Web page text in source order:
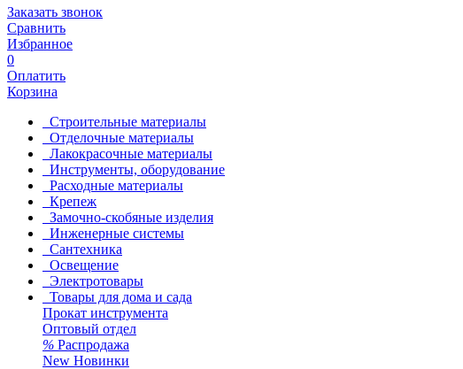
Заказать звонок
Сравнить
Избранное
0
Оплатить
Корзина
Строительные материалы
Отделочные материалы
Лакокрасочные материалы
Инструменты, оборудование
Расходные материалы
Крепеж
Замочно-скобяные изделия
Инженерные системы
Сантехника
Освещение
Электротовары
Товары для дома и сада
Прокат инструмента
Оптовый отдел
% Распродажа
New Новинки